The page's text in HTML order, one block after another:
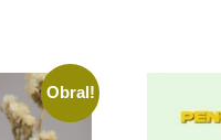
Obral!